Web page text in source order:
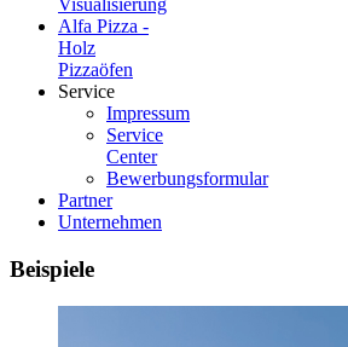
Visualisierung
Alfa Pizza -
Holz
Pizzaöfen
Service
Impressum
Service
Center
Bewerbungsformular
Partner
Unternehmen
Beispiele